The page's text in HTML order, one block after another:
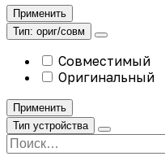
Применить
Тип: ориг/совм
Совместимый
Оригинальный
Применить
Тип устройства